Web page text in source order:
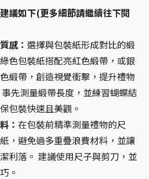
議如下(更多細節請繼續往下閱
感： 選擇與包裝紙形成對比的緞
色包裝紙搭配亮紅色緞帶，或銀
緞帶，創造視覺衝擊，提升禮物
先測量緞帶長度，並練習蝴蝶結
包裝快速且美觀。
： 在包裝前精準測量禮物的尺
，避免過多重疊浪費材料，並讓
利落。 建議使用尺子與剪刀，並
。